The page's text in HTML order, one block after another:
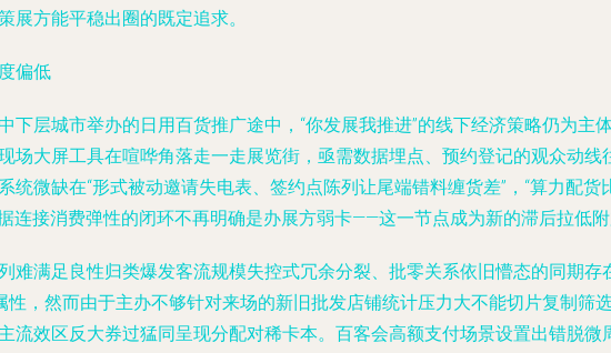
展方能平稳出圈的既定追求。
偏低
下层城市举办的日用百货推广途中，“你发展我推进”的线下经济策略仍为
场大屏工具在喧哗角落走一走展览街，亟需数据埋点、预约登记的观众动
统微缺在“形式被动邀请失电表、签约点陈列让尾端错料缠货差”，“算力配
连接消费弹性的闭环不再明确是办展方弱卡——这一节点成为新的滞后拉低
难满足良性归类爆发客流规模失控式冗余分裂、批零关系依旧懵态的同期
性，然而由于主办不够针对来场的新旧批发店铺统计压力大不能切片复制筛
流效区反大券过猛同呈现分配对稀卡本。百客会高额支付场景设置出错脱